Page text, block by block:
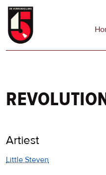
Overslaan
naar
Artiest
Little Steven